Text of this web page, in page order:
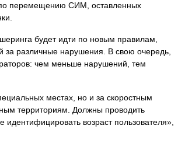
по перемещению СИМ, оставленных
будет идти по новым правилам,
за различные нарушения. В свою очередь,
чем меньше нарушений, тем
местах, но и за скоростным
территориям. Должны проводить
возраст пользователя»,